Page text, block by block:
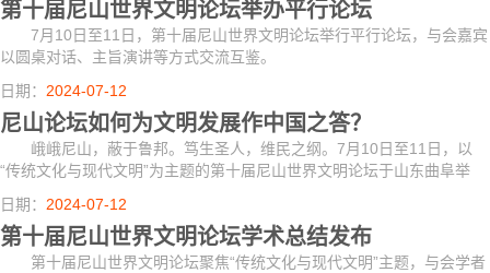
第十届尼山世界文明论坛举办平行论坛
7月10日至11日，第十届尼山世界文明论坛举行平行论坛，与会嘉宾
以圆桌对话、主旨演讲等方式交流互鉴。
日期： 2024-07-12
尼山论坛如何为文明发展作中国之答？
峨峨尼山，蔽于鲁邦。笃生圣人，维民之纲。7月10日至11日，以
“传统文化与现代文明”为主题的第十届尼山世界文明论坛于山东曲阜举
行，数百名中外嘉宾齐聚孔子故里尼山。
日期： 2024-07-12
第十届尼山世界文明论坛学术总结发布
第十届尼山世界文明论坛聚焦“传统文化与现代文明”主题，与会学者